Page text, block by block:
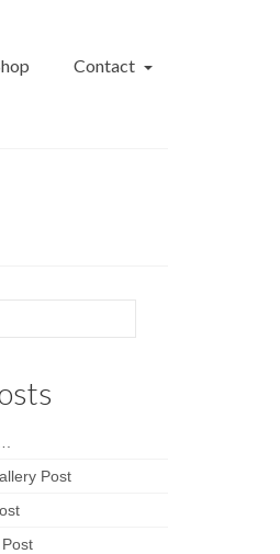
Contact
Post